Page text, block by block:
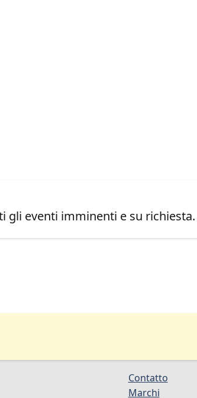
gli eventi imminenti e su richiesta.
Contatto
Marchi